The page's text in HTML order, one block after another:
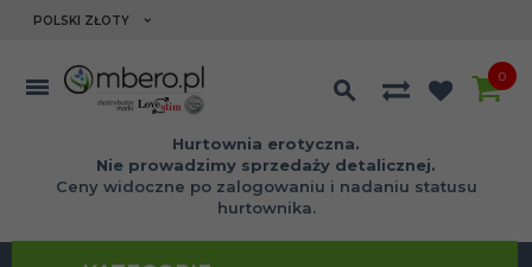
currency_h
POLSKI ZŁOTY
Hurtownia erotyczna.
Nie prowadzimy sprzedaży detalicznej.
Ceny widoczne po zalogowaniu i nadaniu statusu
hurtownika.
0